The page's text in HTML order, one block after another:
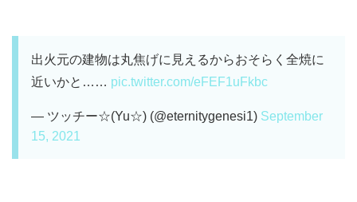
出火元の建物は丸焦げに見えるからおそらく全焼に
近いかと…… pic.twitter.com/eFEF1uFkbc
— ツッチー☆(Yu☆) (@eternitygenesi1) September
15, 2021